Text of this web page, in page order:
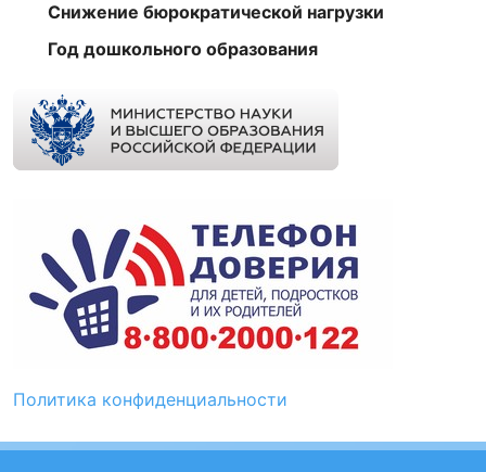
Снижение бюрократической нагрузки
Год дошкольного образования
Политика конфиденциальности